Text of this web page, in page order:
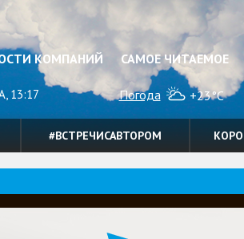
КОМПАНИЙ САМОЕ ЧИТАЕМОЕ
13:17 Погода +23°C
#ВСТРЕЧИСАВТОРОМ